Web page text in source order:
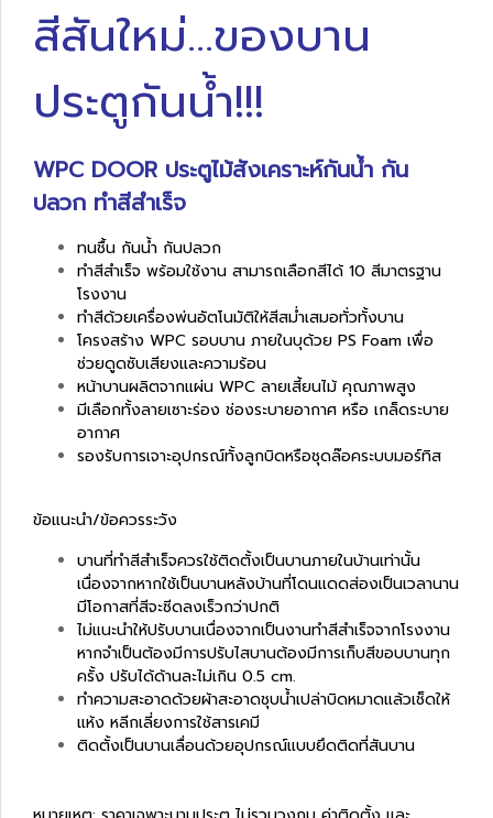
สีสันใหม่...ของบาน
ประตูกันน้ำ!!!
WPC DOOR ประตูไม้สังเคราะห์กันน้ำ กัน
ปลวก ทำสีสำเร็จ
ทนชื้น กันน้ำ กันปลวก
ทำสีสำเร็จ พร้อมใช้งาน สามารถเลือกสีได้ 10 สีมาตรฐาน
โรงงาน
ทำสีด้วยเครื่องพ่นอัตโนมัติให้สีสม่ำเสมอทั่วทั้งบาน
โครงสร้าง WPC รอบบาน ภายในบุด้วย PS Foam เพื่อ
ช่วยดูดซับเสียงและความร้อน
หน้าบานผลิตจากแผ่น WPC ลายเสี้ยนไม้ คุณภาพสูง
มีเลือกทั้งลายเซาะร่อง ช่องระบายอากาศ หรือ เกล็ดระบาย
อากาศ
รองรับการเจาะอุปกรณ์ทั้งลูกบิดหรือชุดล๊อคระบบมอร์ทิส
ข้อแนะนำ/ข้อควรระวัง
บานที่ทำสีสำเร็จควรใช้ติดตั้งเป็นบานภายในบ้านเท่านั้น
เนื่องจากหากใช้เป็นบานหลังบ้านที่โดนแดดส่องเป็นเวลานาน
มีโอกาสที่สีจะซีดลงเร็วกว่าปกติ
ไม่แนะนำให้ปรับบานเนื่องจากเป็นงานทำสีสำเร็จจากโรงงาน
หากจำเป็นต้องมีการปรับไสบานต้องมีการเก็บสีขอบบานทุก
ครั้ง ปรับได้ด้านละไม่เกิน 0.5 cm.
ทำความสะอาดด้วยผ้าสะอาดชุบน้ำเปล่าบิดหมาดแล้วเช็ดให้
แห้ง หลีกเลี่ยงการใช้สารเคมี
ติดตั้งเป็นบานเลื่อนด้วยอุปกรณ์แบบยึดติดที่สันบาน